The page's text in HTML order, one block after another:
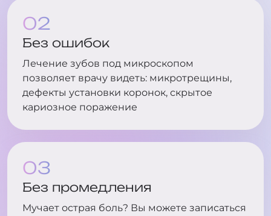
Без ошибок
Лечение зубов под микроскопом
позволяет врачу видеть: микротрещины,
дефекты установки коронок, скрытое
кариозное поражение
Без промедления
Мучает острая боль? Вы можете записаться